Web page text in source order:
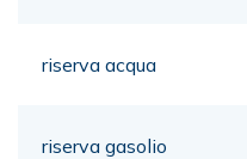
riserva acqua
riserva gasolio